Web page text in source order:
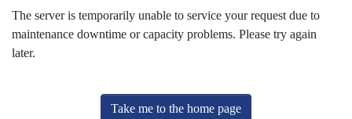
The server is temporarily unable to service your request due to
maintenance downtime or capacity problems. Please try again
later.
Take me to the home page